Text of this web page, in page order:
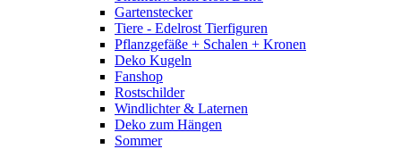
Gartenstecker
Tiere - Edelrost Tierfiguren
Pflanzgefäße + Schalen + Kronen
Deko Kugeln
Fanshop
Rostschilder
Windlichter & Laternen
Deko zum Hängen
Sommer